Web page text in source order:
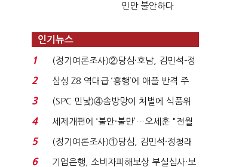
민만 불안하다
인기뉴스
1
(정기여론조사)②당심·호남, 김민석-정
청래 '초접전'...
2
삼성 Z8 역대급 ‘흥행’에 애플 반격 주
목…9월 ‘폴...
3
(SPC 민낯)④솜방망이 처벌에 식품위
생법 위반 반복...
4
세제개편에 ‘불안·불만’…오세훈 "전월
세 구하기 더 ...
5
(정기여론조사)①당심, 김민석·정청래
'초접전'…대통령 ...
6
기업은행, 소비자피해보상 부실심사·보